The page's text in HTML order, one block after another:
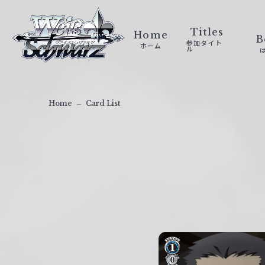
ァ
Home
ホーム
Titles
参加タイト
ル
Home Card List